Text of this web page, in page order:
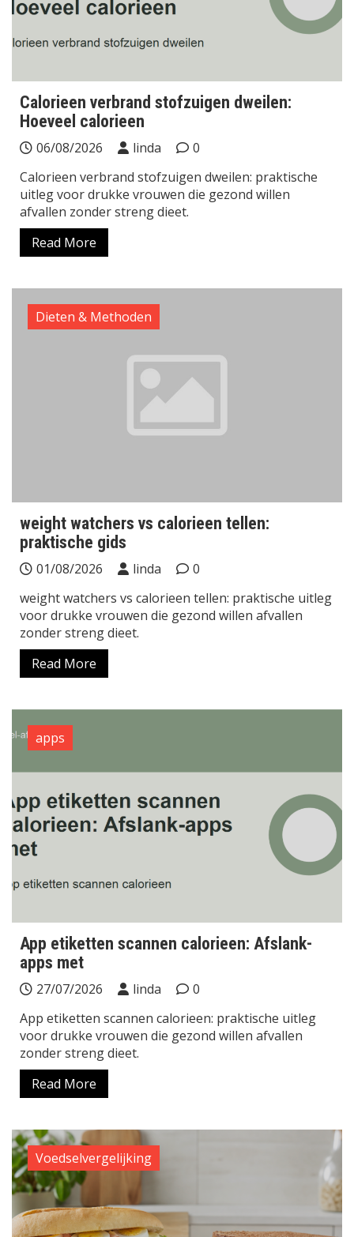
Calorieen verbrand stofzuigen dweilen:
Hoeveel calorieen
06/08/2026 linda
0
Calorieen verbrand stofzuigen dweilen: praktische
uitleg voor drukke vrouwen die gezond willen
afvallen zonder streng dieet.
Read More
Dieten & Methoden
weight watchers vs calorieen tellen:
praktische gids
01/08/2026 linda
0
weight watchers vs calorieen tellen: praktische uitleg
voor drukke vrouwen die gezond willen afvallen
zonder streng dieet.
Read More
apps
App etiketten scannen calorieen: Afslank-
apps met
27/07/2026 linda
0
App etiketten scannen calorieen: praktische uitleg
voor drukke vrouwen die gezond willen afvallen
zonder streng dieet.
Read More
Voedselvergelijking